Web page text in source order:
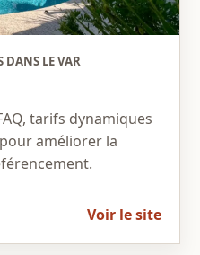
DANS LE VAR
tarifs dynamiques
améliorer la
Voir le site